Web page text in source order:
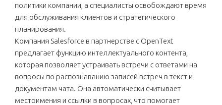
политики компании, а специалисты освобождают время
для обслуживания клиентов и стратегического
планирования.
Компания Salesforce в партнерстве с OpenText
предлагает функцию интеллектуального контента,
которая позволяет устраивать встречи с ответами на
вопросы по распознаванию записей встреч в текст и
документам чата. Она автоматически считывает
местоимения и ссылки в вопросах, что помогает